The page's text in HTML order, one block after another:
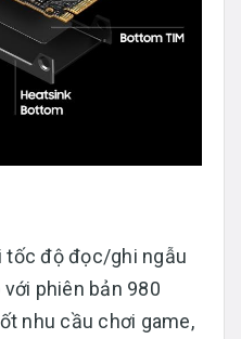
tốc độ đọc/ghi ngẫu
phiên bản 980
nhu cầu chơi game,